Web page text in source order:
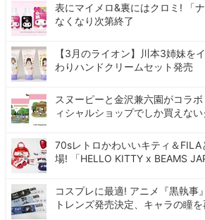
表にマイメロ&裏にはクロミ! 「
なくなり次第終了
【3月のライオン】川本3姉妹を
わりハンドクリームセット発売
スヌーピーと金沢兼六園がコラ
ィシャルショップでしか買えな
70sレトロかわいいキティ＆FILA
場! 「HELLO KITTY x BEAMS
コスプレに最適! アニメ『黒執事
トレンズ発売決定、キャラの瞳